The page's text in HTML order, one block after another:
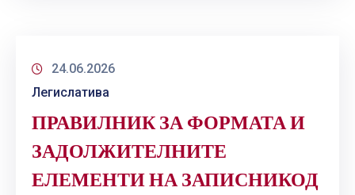
24.06.2026
Легислатива
ПРАВИЛНИК ЗА ФОРМАТА И
ЗАДОЛЖИТЕЛНИТЕ
ЕЛЕМЕНТИ НА ЗАПИСНИКОД